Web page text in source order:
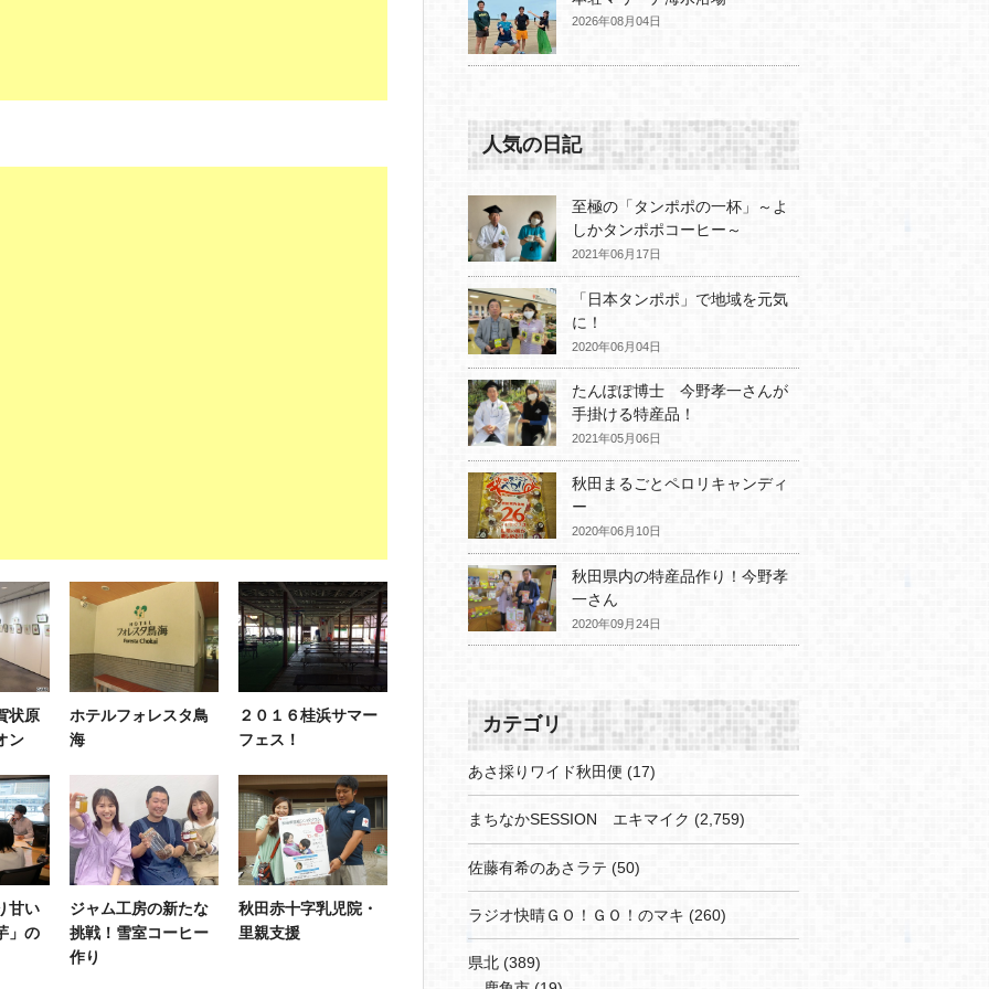
状原
ン
ホテルフォレスタ鳥
海
２０１６桂浜サマー
フェス！
甘い
」の
ジャム工房の新たな
挑戦！雪室コーヒー
作り
秋田赤十字乳児院・
里親支援
2026年08月04日
人気の日記
至極の「タンポポの一杯」～よ
しかタンポポコーヒー～
2021年06月17日
「日本タンポポ」で地域を元気
に！
2020年06月04日
たんぽぽ博士 今野孝一さんが
手掛ける特産品！
2021年05月06日
秋田まるごとペロリキャンディ
ー
2020年06月10日
秋田県内の特産品作り！今野孝
一さん
2020年09月24日
カテゴリ
あさ採りワイド秋田便 (17)
まちなかSESSION エキマイク (2,759)
佐藤有希のあさラテ (50)
ラジオ快晴ＧＯ！ＧＯ！のマキ (260)
県北 (389)